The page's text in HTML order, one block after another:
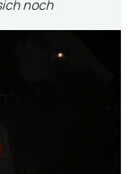
noch